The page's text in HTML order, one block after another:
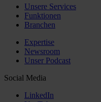
Unsere Services
Funktionen
Branchen
Expertise
Newsroom
Unser Podcast
Social Media
LinkedIn